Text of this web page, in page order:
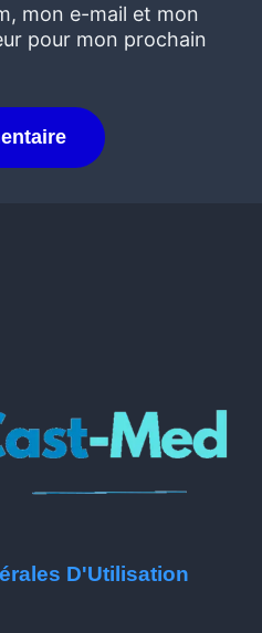
mon e-mail et mon
pour mon prochain
D'Utilisation